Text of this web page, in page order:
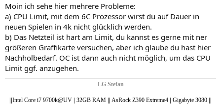
Moin ich sehe hier mehrere Probleme:
a) CPU Limit, mit dem 6C Prozessor wirst du auf Dauer in
neuen Spielen in 4k nicht glücklich werden.
b) Das Netzteil ist hart am Limit, du kannst es gerne mit ner
größeren Graffikarte versuchen, aber ich glaube du hast hier
Nachholbedarf. OC ist dann auch nicht möglich, um das CPU
Limit ggf. anzugehen.
LG Stefan
||Intel Core i7 9700k@UV | 32GB RAM || AsRock Z390 Extreme4 | Gigabyte 3080 ||